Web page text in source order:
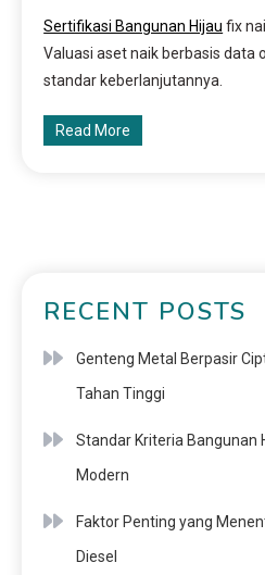
Sertifikasi Bangunan Hijau fix
Valuasi aset naik berbasis data
standar keberlanjutannya.
Read More
RECENT POSTS
Genteng Metal Berpasir
Tahan Tinggi
Standar Kriteria Bangunan
Modern
Faktor Penting yang
Diesel